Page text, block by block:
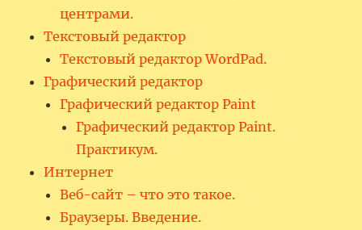
центрами.
Текстовый редактор
Текстовый редактор WordPad.
Графический редактор
Графический редактор Paint
Графический редактор Paint.
Практикум.
Интернет
Веб-сайт – что это такое.
Браузеры. Введение.